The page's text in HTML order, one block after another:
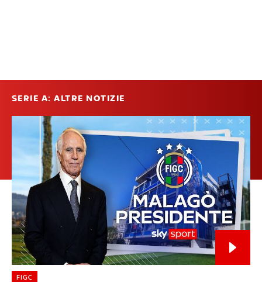
SERIE A: ALTRE NOTIZIE
FIGC